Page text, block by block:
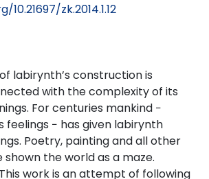
zk.2014.1.12
labirynth’s construction is
with the complexity of its
For centuries mankind −
feelings − has given labirynth
Poetry, painting and all other
shown the world as a maze.
work is an attempt of following